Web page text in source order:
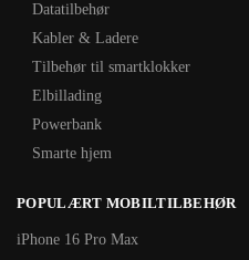
Datatilbehør
Kabler & Ladere
Tilbehør til smartklokker
Elbillading
Powerbank
Smarte hjem
POPULÆRT MOBILTILBEHØR
iPhone 16 Pro Max